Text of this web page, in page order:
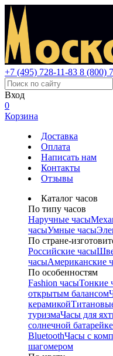
+7 (495) 728-11-83 8 (800)
Вход
0
Корзина
Доставка
Оплата
Написать нам
Контакты
Отзывы
Каталог часов
По типу часов
Наручные часы
часыУмные часы
По стране-
Российские часы
часыАмериканские
По особенностям
Fashion часыТонкие
открытым балансом
керамикой
туризмаЧасы для
солнечной батарейке
BluetoothЧасы с
шагомером